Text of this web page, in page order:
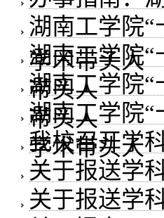
湖南工学院
学术带头人
湖南工学院
带头人
湖南工学院
带头人
湖南工学院
学术带头人
我校召开学
关于报送学
关于报送学